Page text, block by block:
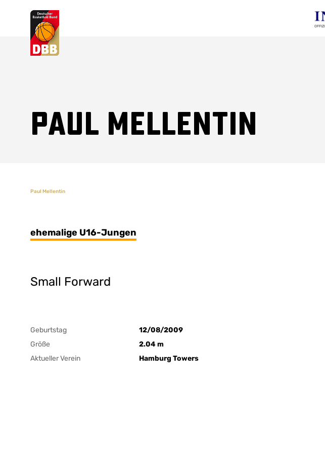
Suchvorschläge
Paul Mellentin
Paul Mellentin
ehemalige U16-Jungen
Small Forward
Geburtstag
12/08/2009
Größe
2.04 m
Aktueller Verein
Hamburg Towers